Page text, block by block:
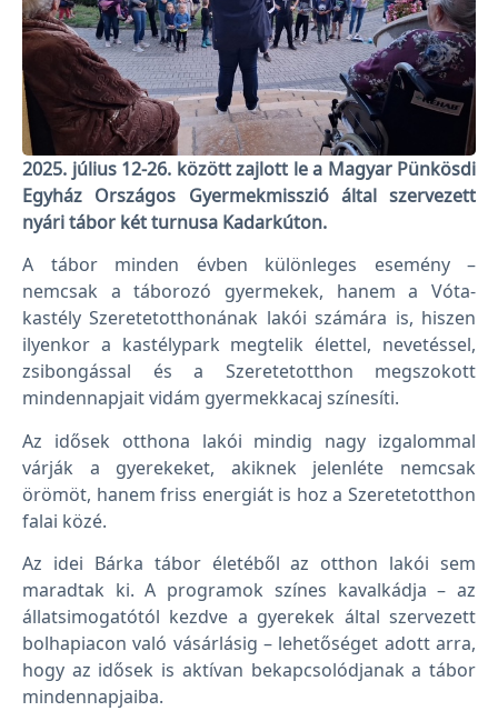
2025. július 12-26. között zajlott le a Magyar Pünkösdi
Egyház Országos Gyermekmisszió által szervezett
nyári tábor két turnusa Kadarkúton.
A tábor minden évben különleges esemény –
nemcsak a táborozó gyermekek, hanem a Vóta-
kastély Szeretetotthonának lakói számára is, hiszen
ilyenkor a kastélypark megtelik élettel, nevetéssel,
zsibongással és a Szeretetotthon megszokott
mindennapjait vidám gyermekkacaj színesíti.
Az idősek otthona lakói mindig nagy izgalommal
várják a gyerekeket, akiknek jelenléte nemcsak
örömöt, hanem friss energiát is hoz a Szeretetotthon
falai közé.
Az idei Bárka tábor életéből az otthon lakói sem
maradtak ki. A programok színes kavalkádja – az
állatsimogatótól kezdve a gyerekek által szervezett
bolhapiacon való vásárlásig – lehetőséget adott arra,
hogy az idősek is aktívan bekapcsolódjanak a tábor
mindennapjaiba.